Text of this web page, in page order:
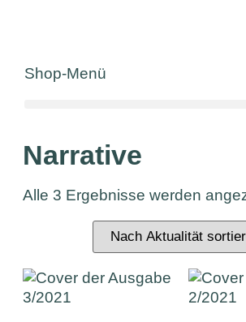
Shop-Menü
Narrative
Alle 3 Ergebnisse werden